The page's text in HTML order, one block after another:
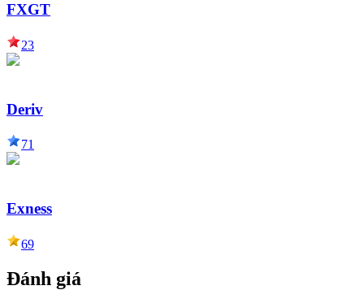
FXGT
23
Deriv
71
Exness
69
Đánh giá